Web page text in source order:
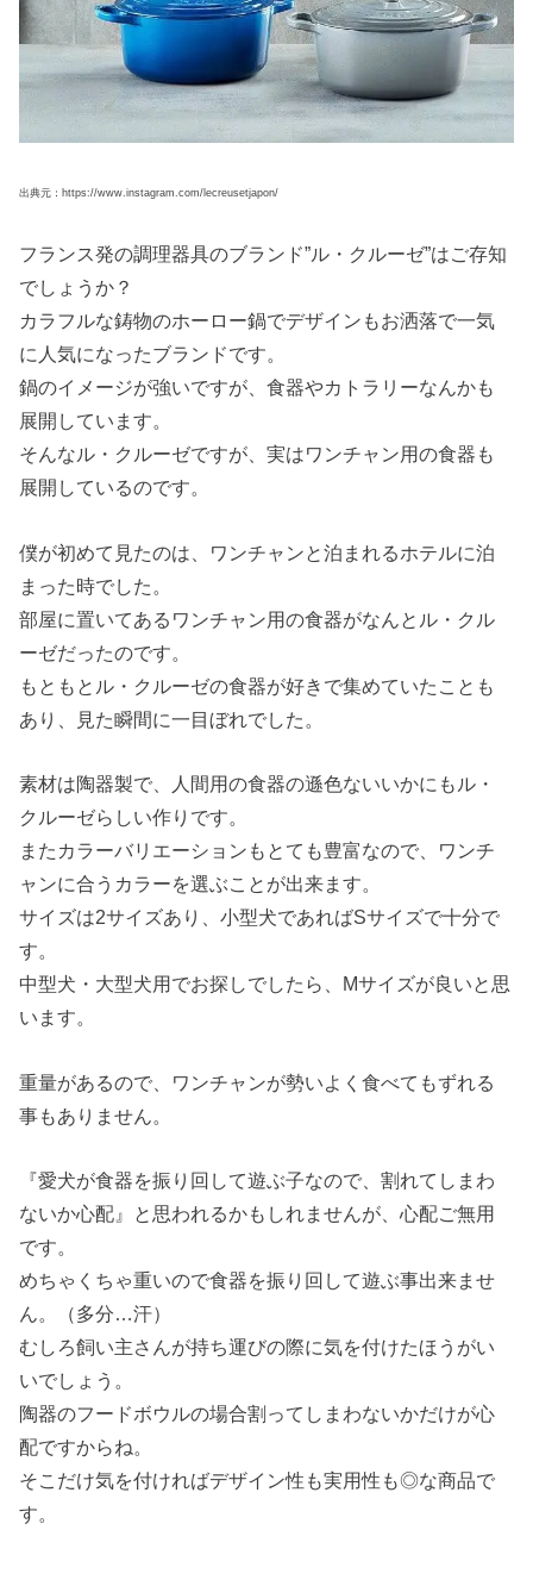
出典元：https://www.instagram.com/lecreusetjapon/
フランス発の調理器具のブランド”ル・クルーゼ”はご存知
でしょうか？
カラフルな鋳物のホーロー鍋でデザインもお洒落で一気
に人気になったブランドです。
鍋のイメージが強いですが、食器やカトラリーなんかも
展開しています。
そんなル・クルーゼですが、実はワンチャン用の食器も
展開しているのです。
僕が初めて見たのは、ワンチャンと泊まれるホテルに泊
まった時でした。
部屋に置いてあるワンチャン用の食器がなんとル・クル
ーゼだったのです。
もともとル・クルーゼの食器が好きで集めていたことも
あり、見た瞬間に一目ぼれでした。
素材は陶器製で、人間用の食器の遜色ないいかにもル・
クルーゼらしい作りです。
またカラーバリエーションもとても豊富なので、ワンチ
ャンに合うカラーを選ぶことが出来ます。
サイズは2サイズあり、小型犬であればSサイズで十分で
す。
中型犬・大型犬用でお探しでしたら、Mサイズが良いと思
います。
重量があるので、ワンチャンが勢いよく食べてもずれる
事もありません。
『愛犬が食器を振り回して遊ぶ子なので、割れてしまわ
ないか心配』と思われるかもしれませんが、心配ご無用
です。
めちゃくちゃ重いので食器を振り回して遊ぶ事出来ませ
ん。（多分…汗）
むしろ飼い主さんが持ち運びの際に気を付けたほうがい
いでしょう。
陶器のフードボウルの場合割ってしまわないかだけが心
配ですからね。
そこだけ気を付ければデザイン性も実用性も◎な商品で
す。